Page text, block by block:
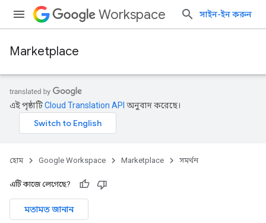
Workspace সাইন-ইন করুন
Marketplace
এই পৃষ্ঠাটিCloud Translation API অনুবাদ করেছে।
হোম Google Workspace Marketplace সমর্থন
এটি কাজে লেগেছে?
মতামত জানান